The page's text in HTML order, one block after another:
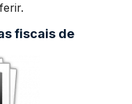
fiscais de